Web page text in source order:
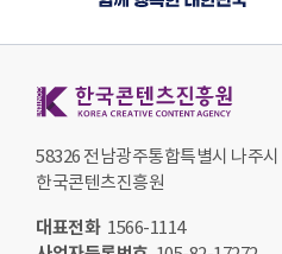
58326 전남광주통합특별시 나주
한국콘텐츠진흥원
대표전화 1566-1114